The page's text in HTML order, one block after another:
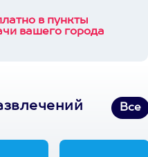
в пункты
вашего города
Все